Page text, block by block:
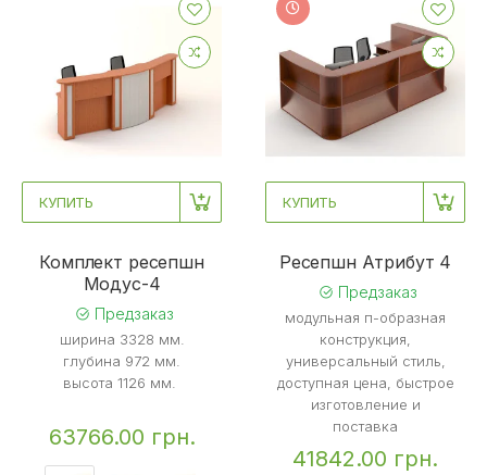
КУПИТЬ
Комплект ресепшн
Mодус-4
Предзаказ
ширина 3328 мм.
глубина 972 мм.
высота 1126 мм.
63766.00 грн.
КУПИТЬ
Ресепшн Атрибут 4
Предзаказ
модульная п-образная
конструкция,
универсальный стиль,
доступная цена, быстрое
изготовление и
поставка
41842.00 грн.